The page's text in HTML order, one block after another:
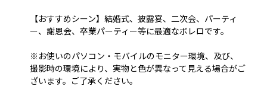
【おすすめシーン】結婚式、披露宴、二次会、パーティ
ー、謝恩会、卒業パーティー等に最適なボレロです。
※お使いのパソコン・モバイルのモニター環境、及び、
撮影時の環境により、実物と色が異なって見える場合がご
ざいます。ご了承ください。